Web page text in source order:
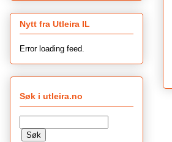
Nytt fra Utleira IL
Error loading feed.
Søk i utleira.no